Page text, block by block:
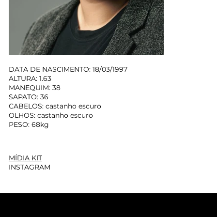
DATA DE NASCIMENTO: 18/03/1997
ALTURA: 1.63
MANEQUIM: 38
SAPATO: 36
CABELOS: castanho escuro
OLHOS: castanho escuro
PESO: 68kg
MÍDIA KIT
INSTAGRAM